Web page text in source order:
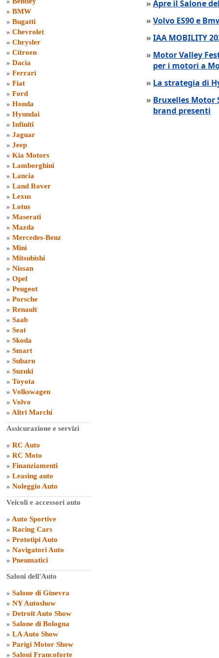
» BMW
» Bugatti
» Chevrolet
» Chrysler
» Citroen
» Dacia
» Ferrari
» Fiat
» Ford
» Honda
» Hyundai
» Infiniti
» Jaguar
» Jeep
» Kia Motors
» Lamborghini
» Lancia
» Land Rover
» Lexus
» Lotus
» Maserati
» Mazda
» Mercedes-Benz
» Mini
» Mitsubishi
» Nissan
» Opel
» Peugeot
» Porsche
» Renault
» Saab
» Seat
» Skoda
» Smart
» Subaru
» Suzuki
» Toyota
» Volkswagen
» Volvo
» Altri Marchi
Assicurazione e servizi
» RC Auto
» RC Moto
» Finanziamenti
» Leasing auto
» Noleggio Auto
Veicoli e accessori auto
» Auto Sportive
» Racing Cars
» Prototipi Auto
» Navigatori Auto
» Pneumatici
Saloni dell'Auto
» Salone di Ginevra
» NY Autoshow
» Detroit Auto Show
» Salone di Bologna
» LA Auto Show
» Parigi Motor Show
» Saloni Francoforte
» Apre il Salone
» Volvo ES90 e
» IAA MOBILITY
» Motor Valley
per i motori a
» La strategia di
» Bruxelles Motor
brand presenti